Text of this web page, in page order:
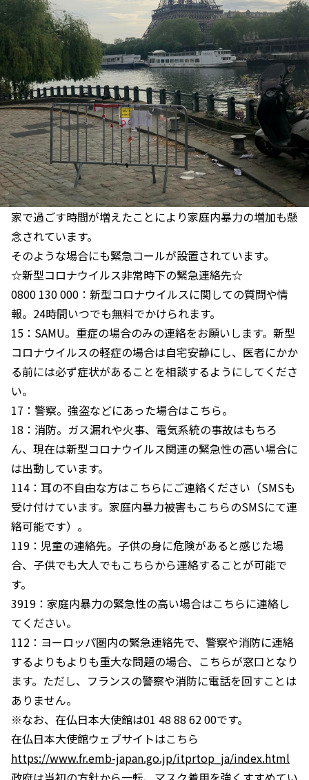
家で過ごす時間が増えたことにより家庭内暴力の増加も懸
念されています。
そのような場合にも緊急コールが設置されています。
☆新型コロナウイルス非常時下の緊急連絡先☆
0800 130 000：新型コロナウイルスに関しての質問や情
報。24時間いつでも無料でかけられます。
15：SAMU。重症の場合のみの連絡をお願いします。新型
コロナウイルスの軽症の場合は自宅安静にし、医者にかか
る前には必ず症状があることを相談するようにしてくださ
い。
17：警察。強盗などにあった場合はこちら。
18：消防。ガス漏れや火事、電気系統の事故はもちろ
ん、現在は新型コロナウイルス関連の緊急性の高い場合に
は出動しています。
114：耳の不自由な方はこちらにご連絡ください（SMSも
受け付けています。家庭内暴力被害もこちらのSMSにて連
絡可能です）。
119：児童の連絡先。子供の身に危険があると感じた場
合、子供でも大人でもこちらから連絡することが可能で
す。
3919：家庭内暴力の緊急性の高い場合はこちらに連絡し
てください。
112：ヨーロッパ圏内の緊急連絡先で、警察や消防に連絡
するよりもよりも重大な問題の場合、こちらが窓口となり
ます。ただし、フランスの警察や消防に電話を回すことは
ありません。
※なお、在仏日本大使館は01 48 88 62 00です。
在仏日本大使館ウェブサイトはこちら
https://www.fr.emb-japan.go.jp/itprtop_ja/index.html